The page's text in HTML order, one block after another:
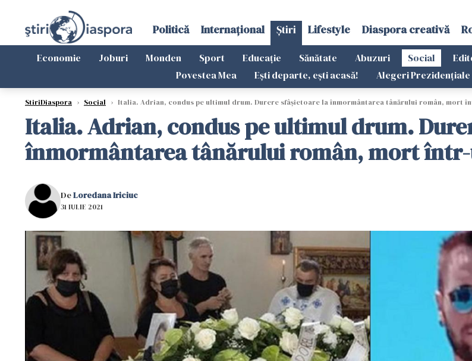
Politică Internațional Știri Lifestyle Diaspora creativă
Economie Joburi Monden Sport Educație Sănătate Abuzuri Social
Povestea Mea
Ești departe, ești acasă! Alegeri Prezidențiale
StiriDiaspora › Social › Italia. Adrian, condus pe ultimul drum. Durere sfâșietoare la înmormântarea tânărului român, mort
Italia. Adrian, condus pe ultimul drum.
înmormântarea tânărului român, mort
DeLoredana Iriciuc
31 IULIE 2021